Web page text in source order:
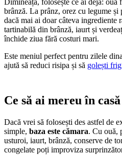
Dimineața, folosește ce ai deja: ouă
brânză. La prânz, orez cu legume și
dacă mai ai doar câteva ingrediente
tartinabilă din brânză, iaurt și
închide ziua fără costuri mari.
Este meniul perfect pentru zilele
ajută să reduci risipa și să golești
Ce să ai mereu în
Dacă vrei să folosești des astfel de
simple, baza este cămara. Cu ouă,
usturoi, iaurt, brânză, conserve de
congelate poți improviza